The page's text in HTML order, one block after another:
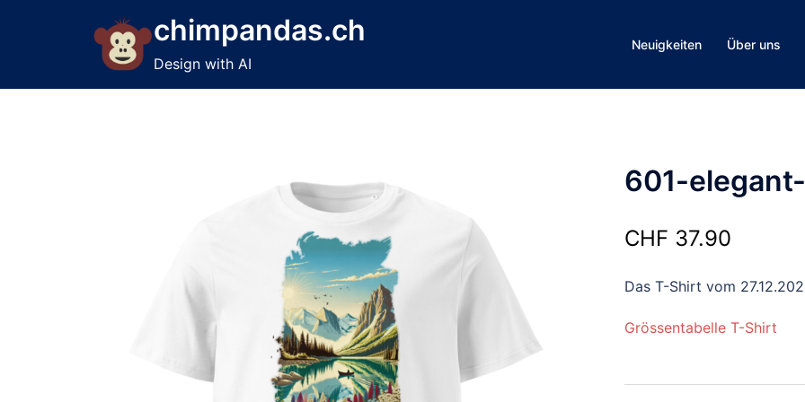
chimpandas.ch
Design with AI
Neuigkeiten Über uns
601-
CHF 37.90
Das T-Shirt vom
Grössentabelle T-Shirt